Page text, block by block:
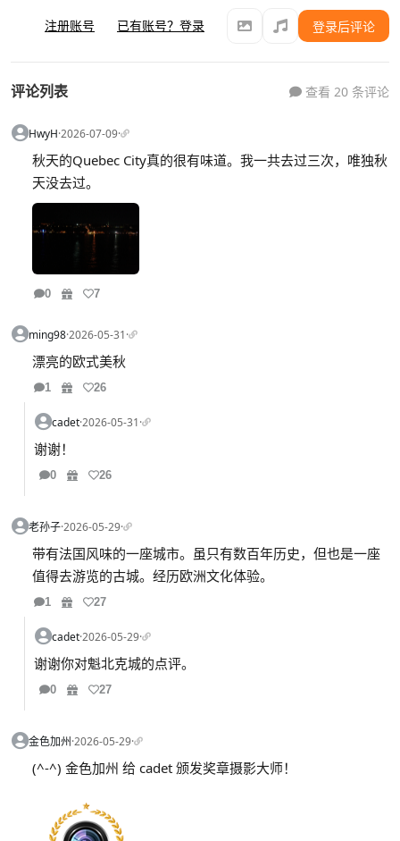
注册账号 已有账号？登录 登录后评论
评论列表 查看 20 条评论
HwyH·2026-07-09·
秋天的Quebec City真的很有味道。我一共去过三次，唯独秋
天没去过。
0 7
ming98·2026-05-31·
漂亮的欧式美秋
1 26
cadet·2026-05-31·
谢谢！
0 26
老孙子·2026-05-29·
带有法国风味的一座城市。虽只有数百年历史，但也是一座
值得去游览的古城。经历欧洲文化体验。
1 27
cadet·2026-05-29·
谢谢你对魁北克城的点评。
0 27
金色加州·2026-05-29·
(^-^) 金色加州 给 cadet 颁发奖章摄影大师！